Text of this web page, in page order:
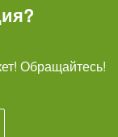
Обращайтесь!